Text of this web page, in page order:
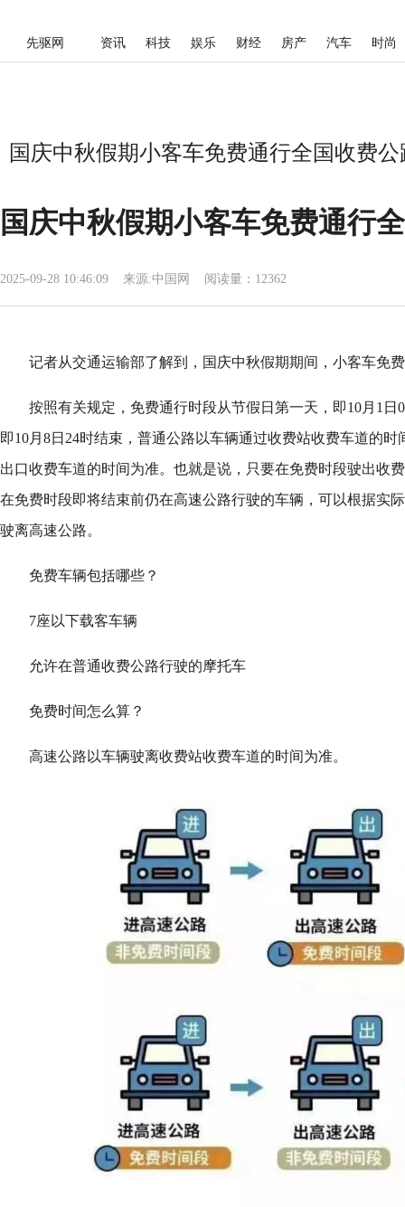
先驱网 资讯 科技 娱乐 财经 房产 汽车 时尚
国庆中秋假期小客车免费通行全国收费
国庆中秋假期小客车免费通行
2025-09-28 10:46:09 来源:中国网 阅读量：12362
记者从交通运输部了解到，国庆中秋假期期间，小客车免
按照有关规定，免费通行时段从节假日第一天，即10月1
即10月8日24时结束，普通公路以车辆通过收费站收费车道的
出口收费车道的时间为准。也就是说，只要在免费时段驶出收
在免费时段即将结束前仍在高速公路行驶的车辆，可以根据实
驶离高速公路。
免费车辆包括哪些？
7座以下载客车辆
允许在普通收费公路行驶的摩托车
免费时间怎么算？
高速公路以车辆驶离收费站收费车道的时间为准。